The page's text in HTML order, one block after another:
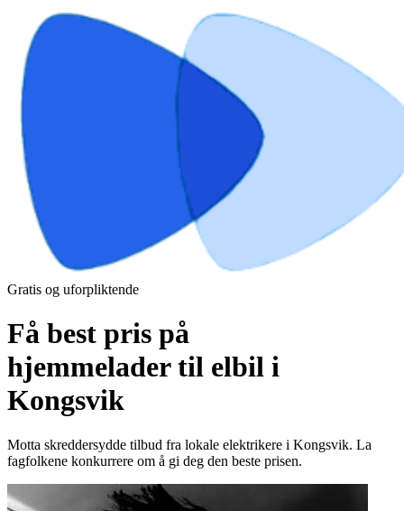
Gratis og uforpliktende
Få best pris på
hjemmelader til elbil i
Kongsvik
Motta skreddersydde tilbud fra lokale elektrikere i Kongsvik. La
fagfolkene konkurrere om å gi deg den beste prisen.